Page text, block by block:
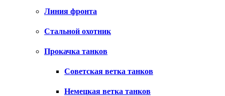
Линия фронта
Стальной охотник
Прокачка танков
Советская ветка танков
Немецкая ветка танков